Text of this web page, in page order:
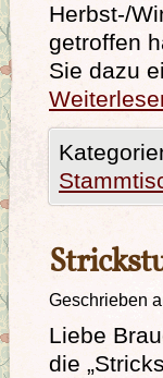
Herbst-/
getroffen
Sie dazu
Geschrieben
Liebe
die